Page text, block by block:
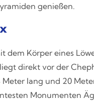
genießen.
dem Körper eines
direkt vor der
Meter lang und 20
Monumenten